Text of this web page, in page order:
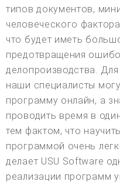
типов документов,
человеческого
что будет иметь
предотвращения
делопроизводства.
наши специалисты
программу онлайн, а
проводить время в
тем фактом, что
программой очень
делает USU Software
реализации программ